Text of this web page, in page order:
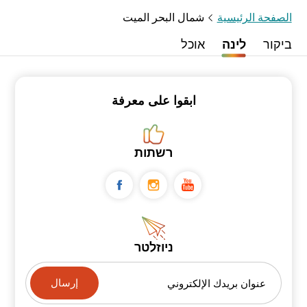
الصفحة الرئيسية شمال البحر الميت
ביקור לינה אוכל
ابقوا على معرفة
רשתות
ניוזלטר
عنوان بريدك الإلكتروني